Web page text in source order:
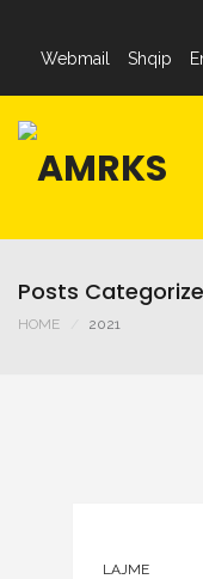
Webmail Shqip
Posts
HOME 2021
LAJME